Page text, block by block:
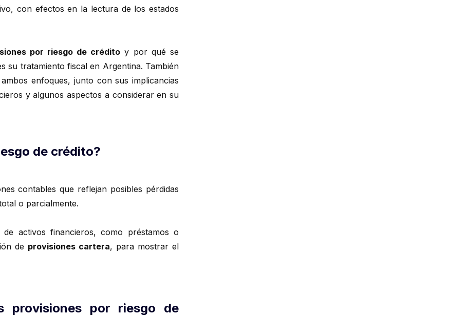
con efectos en la lectura de los estados
por riesgo de crédito y por qué se
su tratamiento fiscal en Argentina. También
enfoques, junto con sus implicancias
y algunos aspectos a considerar en su
de crédito?
contables que reflejan posibles pérdidas
o parcialmente.
activos financieros, como préstamos o
de provisiones cartera, para mostrar el
provisiones por riesgo de